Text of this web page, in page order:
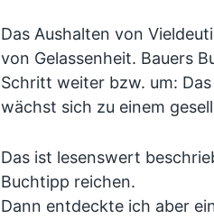
Das Aushalten von
von Gelassenheit. Bauers
Schritt weiter bzw. um:
wächst sich zu einem
Das ist lesenswert
Buchtipp reichen.
Dann entdeckte ich aber